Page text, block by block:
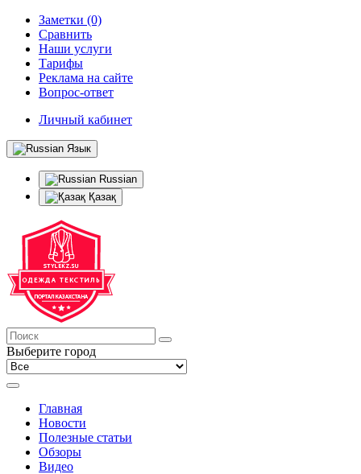
Заметки (0)
Сравнить
Наши услуги
Тарифы
Реклама на сайте
Вопрос-ответ
Личный кабинет
Язык
Russian
Қазақ
Выберите город
Главная
Новости
Полезные статьи
Обзоры
Видео